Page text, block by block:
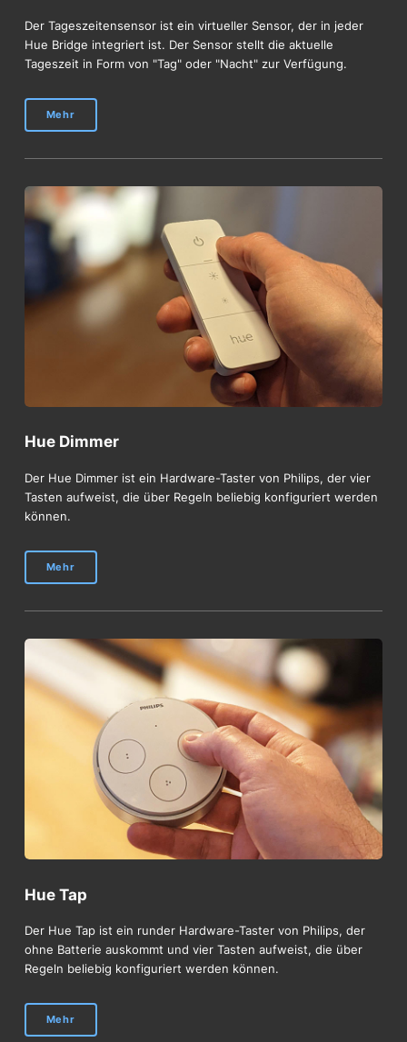
Der Tageszeitensensor ist ein virtueller Sensor, der in jeder
Hue Bridge integriert ist. Der Sensor stellt die aktuelle
Tageszeit in Form von "Tag" oder "Nacht" zur Verfügung.
Mehr
Hue Dimmer
Der Hue Dimmer ist ein Hardware-Taster von Philips, der vier
Tasten aufweist, die über Regeln beliebig konfiguriert werden
können.
Mehr
Hue Tap
Der Hue Tap ist ein runder Hardware-Taster von Philips, der
ohne Batterie auskommt und vier Tasten aufweist, die über
Regeln beliebig konfiguriert werden können.
Mehr